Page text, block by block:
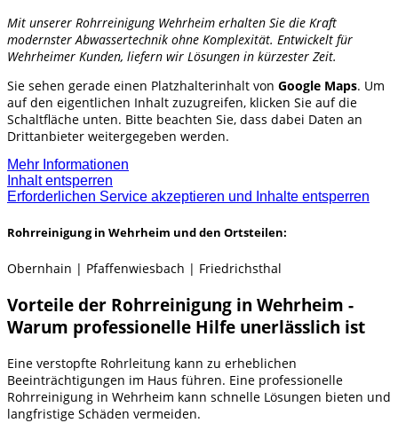
Mit unserer Rohrreinigung Wehrheim erhalten Sie die Kraft
modernster Abwassertechnik ohne Komplexität. Entwickelt für
Wehrheimer Kunden, liefern wir Lösungen in kürzester Zeit.
Sie sehen gerade einen Platzhalterinhalt von Google Maps. Um
auf den eigentlichen Inhalt zuzugreifen, klicken Sie auf die
Schaltfläche unten. Bitte beachten Sie, dass dabei Daten an
Drittanbieter weitergegeben werden.
Mehr Informationen
Inhalt entsperren
Erforderlichen Service akzeptieren und Inhalte entsperren
Rohrreinigung in Wehrheim und den Ortsteilen:
Obernhain | Pfaffenwiesbach | Friedrichsthal
Vorteile der Rohrreinigung in Wehrheim -
Warum professionelle Hilfe unerlässlich ist
Eine verstopfte Rohrleitung kann zu erheblichen
Beeinträchtigungen im Haus führen. Eine professionelle
Rohrreinigung in Wehrheim kann schnelle Lösungen bieten und
langfristige Schäden vermeiden.